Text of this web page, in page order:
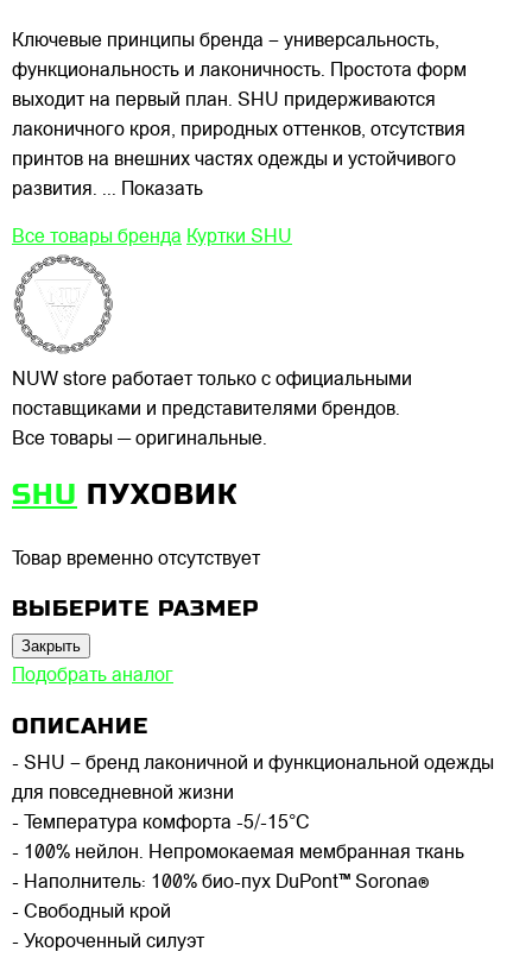
Ключевые принципы бренда – универсальность,
функциональность и лаконичность. Простота форм
выходит на первый план. SHU придерживаются
лаконичного кроя, природных оттенков, отсутствия
принтов на внешних частях одежды и устойчивого
развития. ... Показать
Все товары бренда Куртки SHU
NUW store работает только с официальными
поставщиками и представителями брендов.
Все товары — оригинальные.
SHU ПУХОВИК
Товар временно отсутствует
ВЫБЕРИТЕ РАЗМЕР
Закрыть
Подобрать аналог
ОПИСАНИЕ
- SHU – бренд лаконичной и функциональной одежды
для повседневной жизни
- Температура комфорта -5/-15°C
- 100% нейлон. Непромокаемая мембранная ткань
- Наполнитель: 100% био-пух DuPont™ Sorona®
- Свободный крой
- Укороченный силуэт